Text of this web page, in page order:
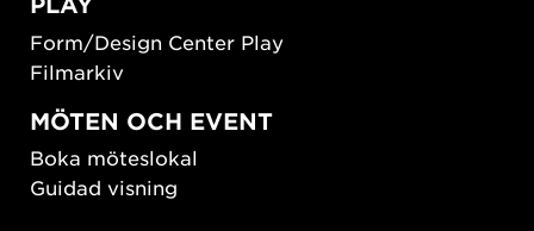
Form/Design Center Play
Filmarkiv
MÖTEN OCH EVENT
Boka möteslokal
Guidad visning